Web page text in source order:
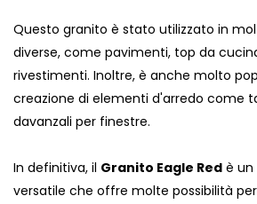
Questo granito è stato utilizzato in
diverse, come pavimenti, top da
rivestimenti. Inoltre, è anche molto
creazione di elementi d'arredo come
davanzali per finestre.
In definitiva, il Granito Eagle Red è un
versatile che offre molte possibilità